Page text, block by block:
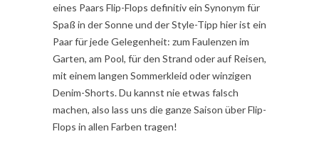
eines Paars Flip-Flops definitiv ein Synonym für
Spaß in der Sonne und der Style-Tipp hier ist ein
Paar für jede Gelegenheit: zum Faulenzen im
Garten, am Pool, für den Strand oder auf Reisen,
mit einem langen Sommerkleid oder winzigen
Denim-Shorts. Du kannst nie etwas falsch
machen, also lass uns die ganze Saison über Flip-
Flops in allen Farben tragen!